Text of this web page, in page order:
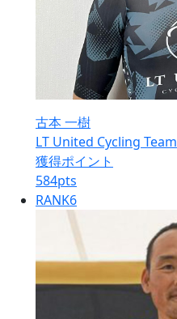
古本 一樹
LT United Cycling Team
獲得ポイント
584pts
RANK6